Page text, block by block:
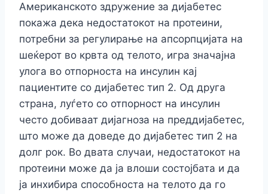
Американското здружение за дијабетес
покажа дека недостатокот на протеини,
потребни за регулирање на апсорпцијата на
шеќерот во крвта од телото, игра значајна
улога во отпорноста на инсулин кај
пациентите со дијабетес тип 2. Од друга
страна, луѓето со отпорност на инсулин
често добиваат дијагноза на преддијабетес,
што може да доведе до дијабетес тип 2 на
долг рок. Во двата случаи, недостатокот на
протеини може да ја влоши состојбата и да
ја инхибира способноста на телото да го